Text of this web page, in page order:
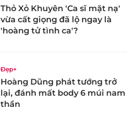
Thỏ Xỏ Khuyên 'Ca sĩ mặt nạ'
vừa cất giọng đã lộ ngay là
'hoàng tử tình ca'?
Đẹp+
Hoàng Dũng phát tướng trở
lại, đánh mất body 6 múi nam
thần